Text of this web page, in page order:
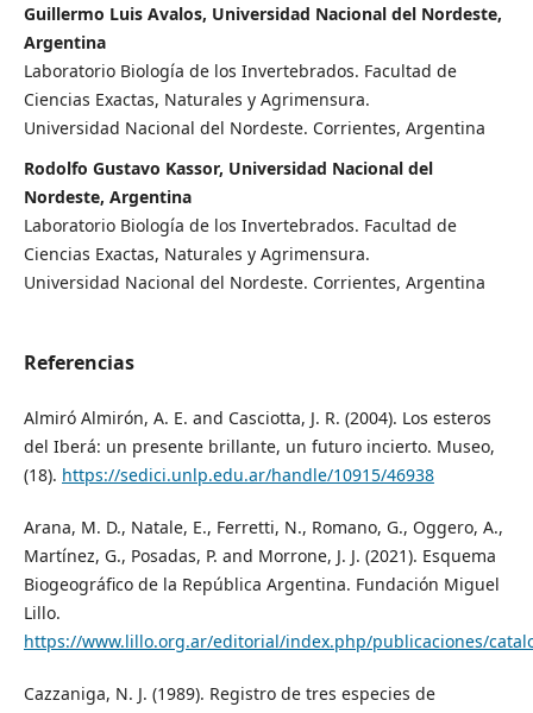
Guillermo Luis Avalos, Universidad Nacional del Nordeste,
Argentina
Laboratorio Biología de los Invertebrados. Facultad de
Ciencias Exactas, Naturales y Agrimensura.
Universidad Nacional del Nordeste. Corrientes, Argentina
Rodolfo Gustavo Kassor, Universidad Nacional del
Nordeste, Argentina
Laboratorio Biología de los Invertebrados. Facultad de
Ciencias Exactas, Naturales y Agrimensura.
Universidad Nacional del Nordeste. Corrientes, Argentina
Referencias
Almiró Almirón, A. E. and Casciotta, J. R. (2004). Los esteros
del Iberá: un presente brillante, un futuro incierto. Museo,
(18). https://sedici.unlp.edu.ar/handle/10915/46938
Arana, M. D., Natale, E., Ferretti, N., Romano, G., Oggero, A.,
Martínez, G., Posadas, P. and Morrone, J. J. (2021). Esquema
Biogeográfico de la República Argentina. Fundación Miguel
Lillo.
https://www.lillo.org.ar/editorial/index.php/publicaciones/
Cazzaniga, N. J. (1989). Registro de tres especies de